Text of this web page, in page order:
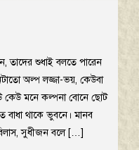
শুধাই বলতে পারেন
অল্প লজ্জা-ভয়, কেউবা
কেউ মনে কল্পনা বোনে ছোট
থাকে ভুবনে। মানব
সুধীজন বলে […]